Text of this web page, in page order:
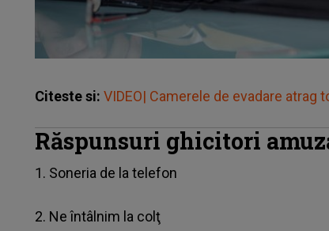
Citeste si: VIDEO| Camerele de evadare
Răspunsuri ghicitori
1. Soneria de la telefon
2. Ne întâlnim la colţ